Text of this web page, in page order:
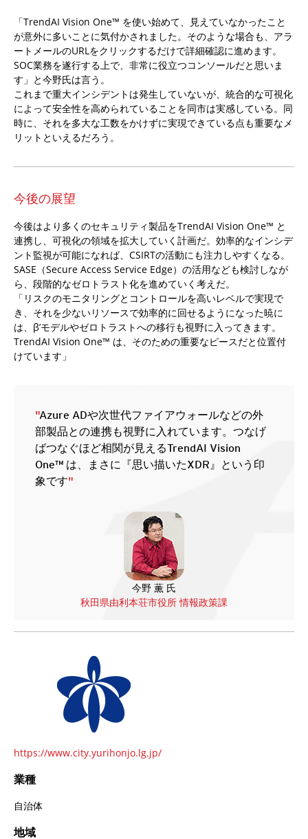
「TrendAI Vision One™ を使い始めて、見えていなかったこと
が意外に多いことに気付かされました。そのような場合も、アラ
ートメールのURLをクリックするだけで詳細確認に進めます。
SOC業務を遂行する上で、非常に役立つコンソールだと思いま
す」と今野氏は言う。
これまで重大インシデントは発生していないが、統合的な可視化
によって安全性を高められていることを同市は実感している。同
時に、それを多大な工数をかけずに実現できている点も重要なメ
リットといえるだろう。
今後の展望
今後はより多くのセキュリティ製品をTrendAI Vision One™ と
連携し、可視化の領域を拡大していく計画だ。効率的なインシデ
ント監視が可能になれば、CSIRTの活動にも注力しやすくなる。
SASE（Secure Access Service Edge）の活用なども検討しなが
ら、段階的なゼロトラスト化を進めていく考えだ。
「リスクのモニタリングとコントロールを高いレベルで実現で
き、それを少ないリソースで効率的に回せるようになった暁に
は、β’モデルやゼロトラストへの移行も視野に入ってきます。
TrendAI Vision One™ は、そのための重要なピースだと位置付
けています」
"Azure ADや次世代ファイアウォールなどの外
部製品との連携も視野に入れています。つなげ
ばつなぐほど相関が見えるTrendAI Vision
One™ は、まさに『思い描いたXDR』という印
象です"
今野 薫 氏
秋田県由利本荘市役所 情報政策課
https://www.city.yurihonjo.lg.jp/
業種
自治体
地域